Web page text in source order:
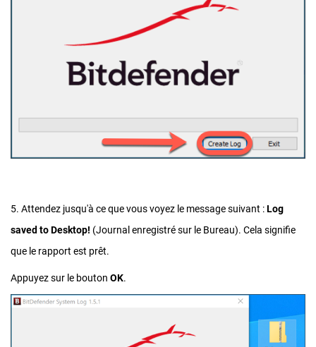
5. Attendez jusqu'à ce que vous voyez le message suivant :Log
saved to Desktop! (Journal enregistré sur le Bureau). Cela signifie
que le rapport est prêt.
Appuyez sur le bouton OK.